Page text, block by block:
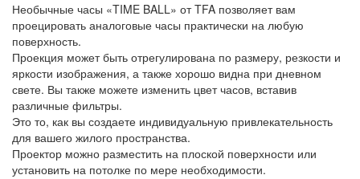
Необычные часы «TIME BALL» от TFA позволяет вам
проецировать аналоговые часы практически на любую
поверхность.
Проекция может быть отрегулирована по размеру, резкости и
яркости изображения, а также хорошо видна при дневном
свете. Вы также можете изменить цвет часов, вставив
различные фильтры.
Это то, как вы создаете индивидуальную привлекательность
для вашего жилого пространства.
Проектор можно разместить на плоской поверхности или
установить на потолке по мере необходимости.